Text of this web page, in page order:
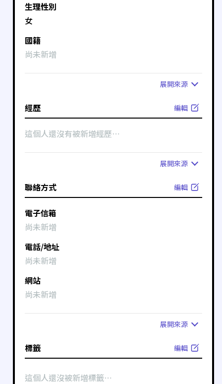
生理性別
女
國籍
尚未新增
展開來源
經歷 編輯
這個人還沒有被新增經歷⋯
展開來源
聯絡方式 編輯
電子信箱
尚未新增
電話/地址
尚未新增
網站
尚未新增
展開來源
標籤 編輯
這個人還沒被新增標籤⋯